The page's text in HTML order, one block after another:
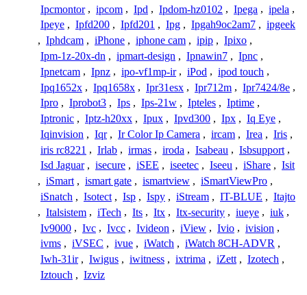
Ipcmontor , ipcom , Ipd , Ipdom-hz0102 , Ipega , ipela ,
Ipeye , Ipfd200 , Ipfd201 , Ipg , Ipgah9oc2am7 , ipgeek
, Iphdcam , iPhone , iphone cam , ipip , Ipixo ,
Ipm-1z-20x-dn , ipmart-design , Ipnawin7 , Ipnc ,
Ipnetcam , Ipnz , ipo-vf1mp-ir , iPod , ipod touch ,
Ipq1652x , Ipq1658x , Ipr31esx , Ipr712m , Ipr7424/8e ,
Ipro , Iprobot3 , Ips , Ips-21w , Ipteles , Iptime ,
Iptronic , Iptz-h20xx , Ipux , Ipvd300 , Ipx , Iq Eye ,
Iqinvision , Iqr , Ir Color Ip Camera , ircam , Irea , Iris ,
iris rc8221 , Irlab , irmas , iroda , Isabeau , Isbsupport ,
Isd Jaguar , isecure , iSEE , iseetec , Iseeu , iShare , Isit
, iSmart , ismart gate , ismartview , iSmartViewPro ,
iSnatch , Isotect , Isp , Ispy , iStream , IT-BLUE , Itajto
, Italsistem , iTech , Its , Itx , Itx-security , iueye , iuk ,
Iv9000 , Ivc , Ivcc , Ivideon , iView , Ivio , ivision ,
ivms , iVSEC , ivue , iWatch , iWatch 8CH-ADVR ,
Iwh-31ir , Iwigus , iwitness , ixtrima , iZett , Izotech ,
Iztouch , Izviz